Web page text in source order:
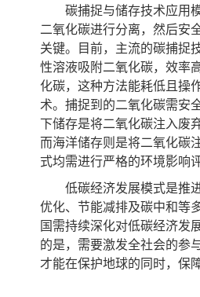
碳捕捉与储存技术应用模
二氧化碳进行分离，然后安
关键。目前，主流的碳捕捉
性溶液吸附二氧化碳，效率
化碳，这种方法能耗低且操
术。捕捉到的二氧化碳需安
下储存是将二氧化碳注入废
而海洋储存则是将二氧化碳
式均需进行严格的环境影响
低碳经济发展模式是推进
优化、节能减排及碳中和等
国需持续深化对低碳经济发
的是，需要激发全社会的参
才能在保护地球的同时，保